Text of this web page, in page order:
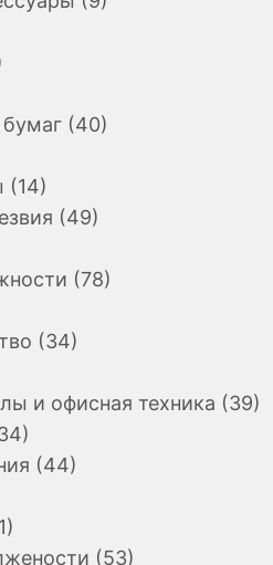
(40)
(14)
(49)
(78)
(34)
и офисная техника (39)
(44)
(53)